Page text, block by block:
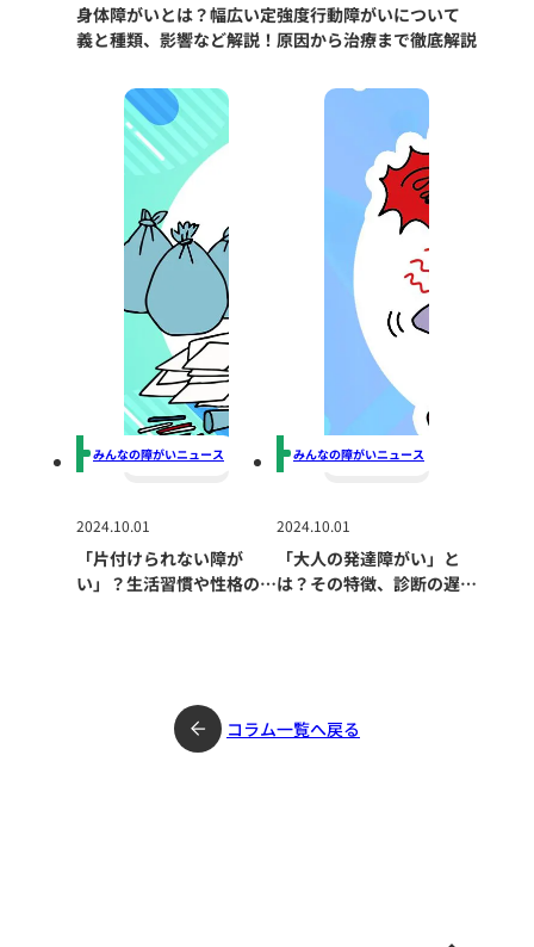
身体障がいとは？幅広い定
義と種類、影響など解説！
強度行動障がいについて
原因から治療まで徹底解説
2024.10.01
「片付けられない障が
い」？生活習慣や性格の問
みんなの障がいニュース
2024.10.01
「大人の発達障がい」と
は？その特徴、診断の遅
みんなの障がいニュース
コラム一覧へ戻る